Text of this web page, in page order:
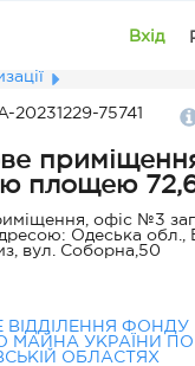
Вхід
20231229-75741
площею
офіс №3
Одеська обл.,
вул. Соборна,50
ВІДДІЛЕННЯ ФОНДУ
МАЙНА УКРАЇНИ ПО
ОБЛАСТЯХ